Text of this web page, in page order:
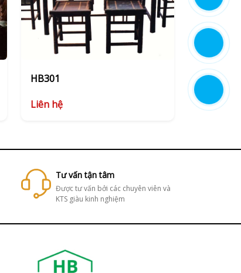
HB301
Liên hệ
Tư vấn tận tâm
Được tư vấn bởi các chuyên viên và
KTS giàu kinh nghiệm